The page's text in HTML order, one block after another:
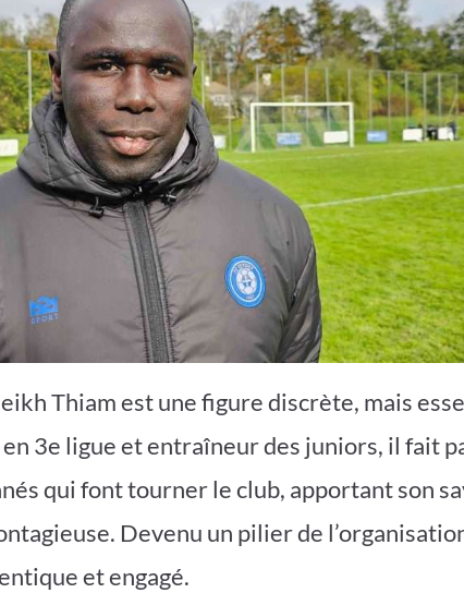
Thiam est une figure discrète, mais
3e ligue et entraîneur des juniors, il fait
qui font tourner le club, apportant son
Devenu un pilier de
et engagé.